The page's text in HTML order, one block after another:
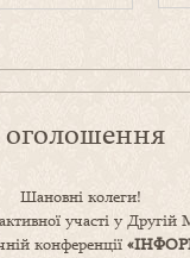
Шановні колеги!
участі у Другій
конференції «